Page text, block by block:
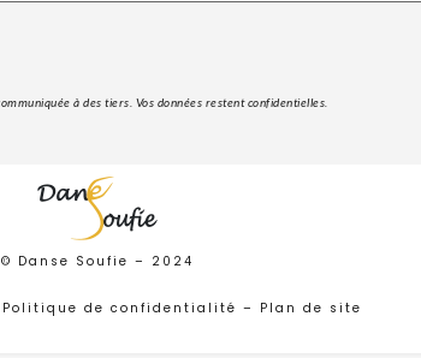
© Danse Soufie – 2024
Politique de confidentialité – Plan de site